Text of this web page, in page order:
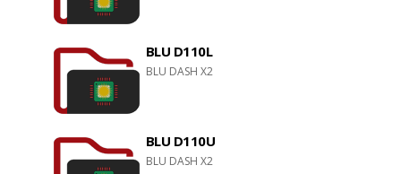
BLU D110L
BLU DASH X2
BLU D110U
BLU DASH X2